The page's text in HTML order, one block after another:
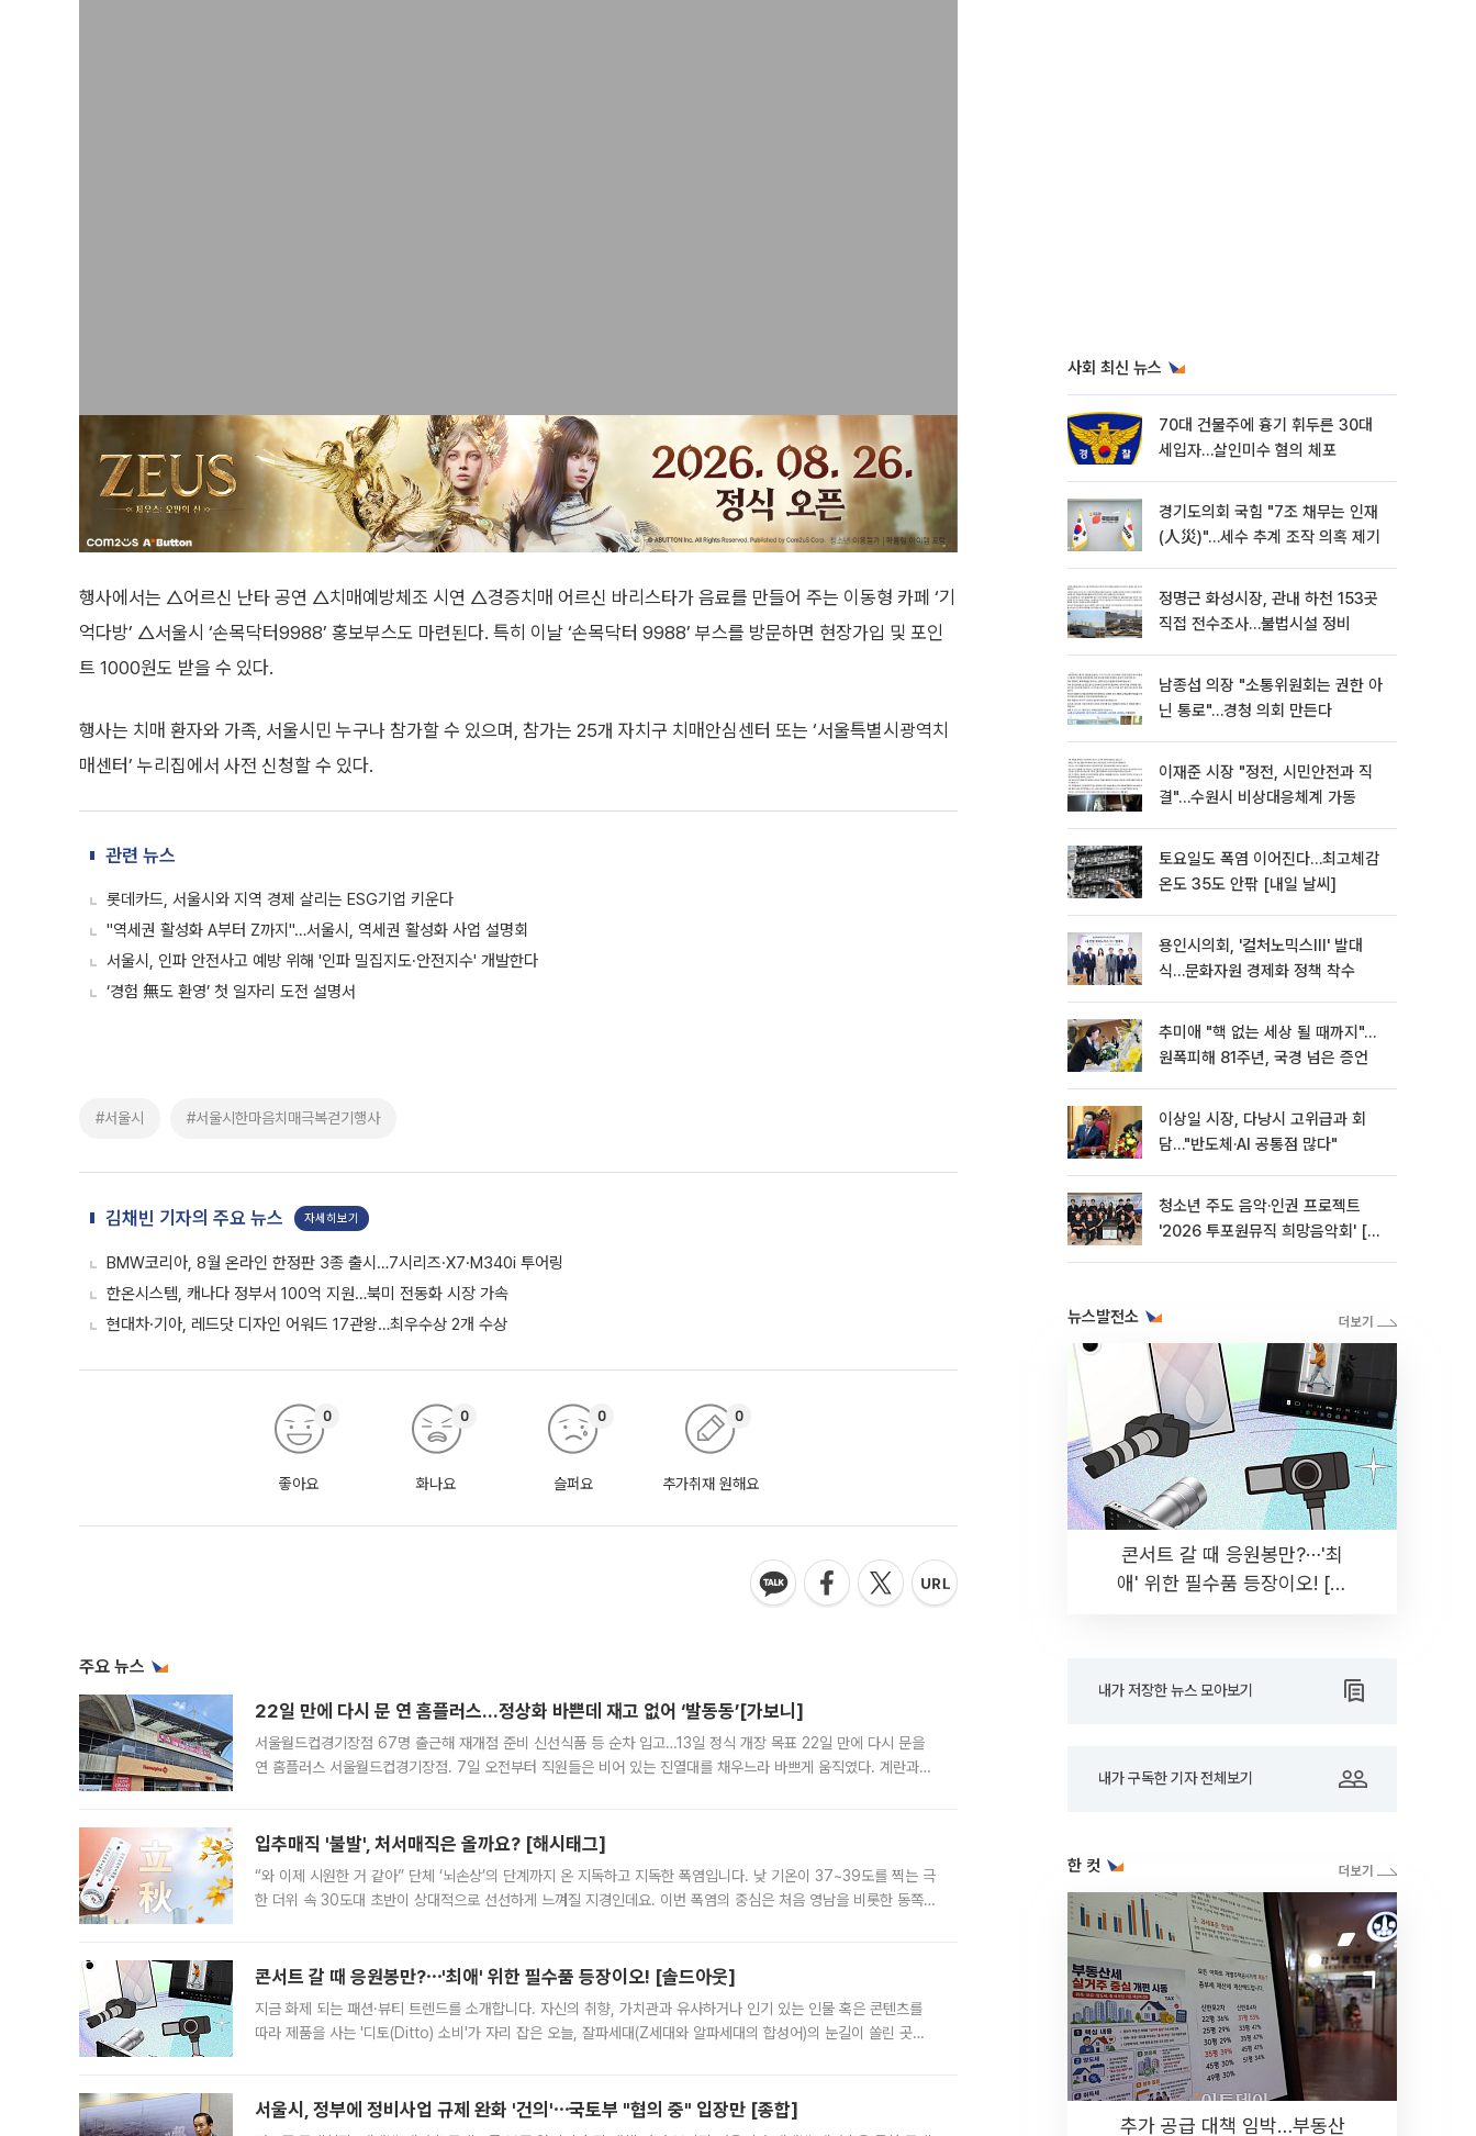
행사에서는 △어르신 난타 공연 △치매예방체조 시연 △경증치매 어르신 바리스타가 음료를 만들어 주는 이동형 카페 ‘기
억다방’ △서울시 ‘손목닥터9988’ 홍보부스도 마련된다. 특히 이날 ‘손목닥터 9988’ 부스를 방문하면 현장가입 및 포인
트 1000원도 받을 수 있다.
행사는 치매 환자와 가족, 서울시민 누구나 참가할 수 있으며, 참가는 25개 자치구 치매안심센터 또는 ‘서울특별시광역치
매센터’ 누리집에서 사전 신청할 수 있다.
관련 뉴스
롯데카드, 서울시와 지역 경제 살리는 ESG기업 키운다
"역세권 활성화 A부터 Z까지"…서울시, 역세권 활성화 사업 설명회
서울시, 인파 안전사고 예방 위해 '인파 밀집지도·안전지수' 개발한다
‘경험 無도 환영’ 첫 일자리 도전 설명서
#서울시 #서울시한마음치매극복걷기행사
김채빈 기자의 주요 뉴스 자세히보기
BMW코리아, 8월 온라인 한정판 3종 출시…7시리즈·X7·M340i 투어링
한온시스템, 캐나다 정부서 100억 지원…북미 전동화 시장 가속
현대차·기아, 레드닷 디자인 어워드 17관왕…최우수상 2개 수상
좋아요
0
화나요
0
슬퍼요
0
추가취재 원해요
0
주요 뉴스
22일 만에 다시 문 연 홈플러스…정상화 바쁜데 재고 없어 ‘발동동’[가보니]
서울월드컵경기장점 67명 출근해 재개점 준비 신선식품 등 순차 입고…13일 정식 개장 목표 22일 만에 다시 문을
연 홈플러스 서울월드컵경기장점. 7일 오전부터 직원들은 비어 있는 진열대를 채우느라 바쁘게 움직였다. 계란과
입추매직 '불발', 처서매직은 올까요? [해시태그]
“와 이제 시원한 거 같아” 단체 ‘뇌손상’의 단계까지 온 지독하고 지독한 폭염입니다. 낮 기온이 37~39도를 찍는 극
한 더위 속 30도대 초반이 상대적으로 선선하게 느껴질 지경인데요. 이번 폭염의 중심은 처음 영남을 비롯한 동쪽
콘서트 갈 때 응원봉만?⋯'최애' 위한 필수품 등장이오! [솔드아웃]
지금 화제 되는 패션·뷰티 트렌드를 소개합니다. 자신의 취향, 가치관과 유사하거나 인기 있는 인물 혹은 콘텐츠를
따라 제품을 사는 '디토(Ditto) 소비'가 자리 잡은 오늘, 잘파세대(Z세대와 알파세대의 합성어)의 눈길이 쏠린 곳은
서울시, 정부에 정비사업 규제 완화 '건의'⋯국토부 "협의 중" 입장만 [종합]
사회 최신 뉴스
70대 건물주에 흉기 휘두른 30대
세입자…살인미수 혐의 체포
경기도의회 국힘 "7조 채무는 인재
(人災)"…세수 추계 조작 의혹 제기
정명근 화성시장, 관내 하천 153곳
직접 전수조사…불법시설 정비
남종섭 의장 "소통위원회는 권한 아
닌 통로"…경청 의회 만든다
이재준 시장 "정전, 시민안전과 직
결"…수원시 비상대응체계 가동
토요일도 폭염 이어진다…최고체감
온도 35도 안팎 [내일 날씨]
용인시의회, '컬처노믹스Ⅲ' 발대
식…문화자원 경제화 정책 착수
추미애 "핵 없는 세상 될 때까지"…
원폭피해 81주년, 국경 넘은 증언
이상일 시장, 다낭시 고위급과 회
담…"반도체·AI 공통점 많다"
청소년 주도 음악·인권 프로젝트
'2026 투포원뮤직 희망음악회' [포
뉴스발전소
콘서트 갈 때 응원봉만?⋯'최
애' 위한 필수품 등장이오! [솔
내가 저장한 뉴스 모아보기
내가 구독한 기자 전체보기
한 컷
추가 공급 대책 임박…부동산